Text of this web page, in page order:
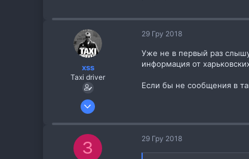
xss
Taxi driver
26 Жов 2013
29 Гру 2018
Уже не в первый раз
информация от
Если бы не сообщения в
З 29 Гру 2018